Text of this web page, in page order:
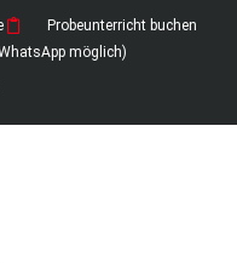
Probeunterricht buchen
möglich)